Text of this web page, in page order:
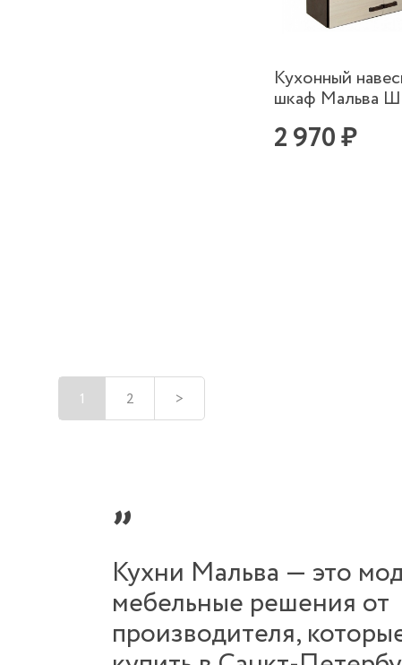
Кухонный
шкаф Мальва
2 970 ₽
1 2 >
Кухни Мальва — это
мебельные решения от
производителя,